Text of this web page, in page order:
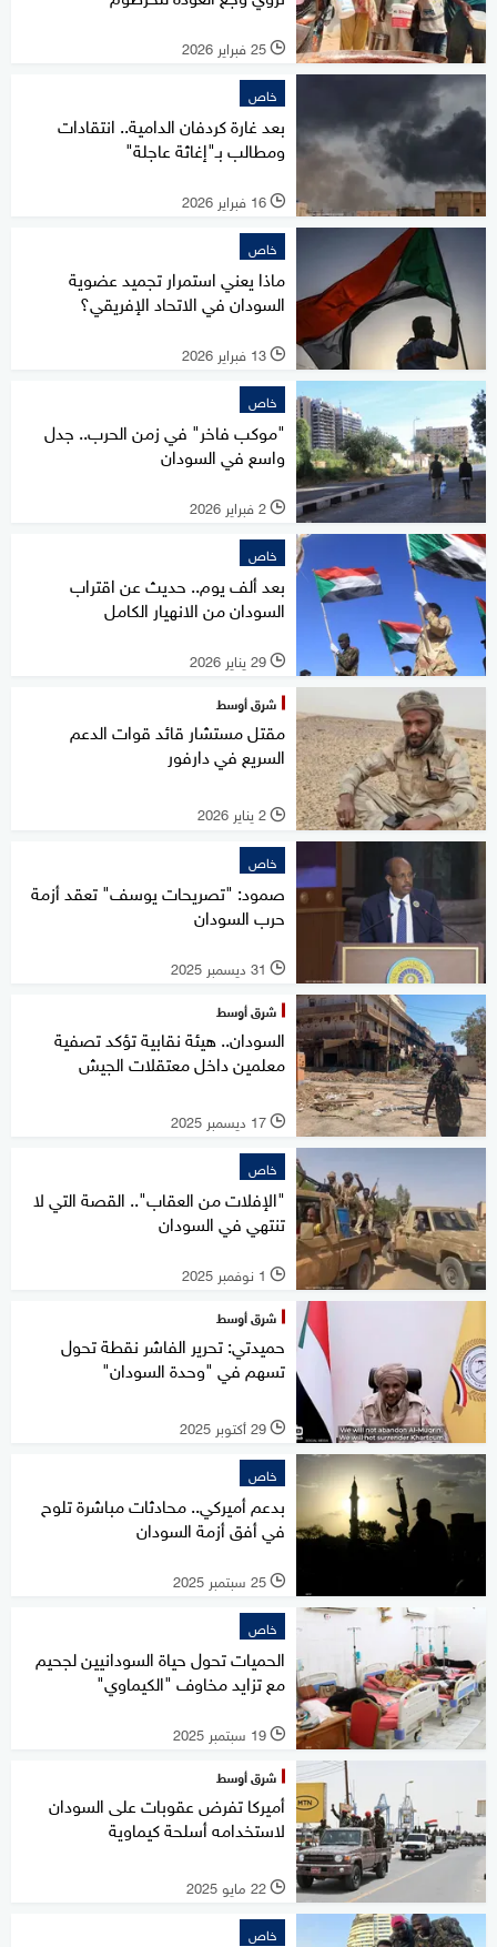
l 25 فبراير 2026
خاص
بعد غارة كردفان الدامية.. انتقادات
ومطالب بـ"إغاثة عاجلة"
l 16 فبراير 2026
خاص
ماذا يعني استمرار تجميد عضوية
السودان في الاتحاد الإفريقي؟
l 13 فبراير 2026
خاص
"موكب فاخر" في زمن الحرب.. جدل
واسع في السودان
l 2 فبراير 2026
خاص
بعد ألف يوم.. حديث عن اقتراب
السودان من الانهيار الكامل
l 29 يناير 2026
شرق أوسط
مقتل مستشار قائد قوات الدعم
السريع في دارفور
l 2 يناير 2026
خاص
صمود: "تصريحات يوسف" تعقد أزمة
حرب السودان
l 31 ديسمبر 2025
شرق أوسط
السودان.. هيئة نقابية تؤكد تصفية
معلمين داخل معتقلات الجيش
l 17 ديسمبر 2025
خاص
"الإفلات من العقاب".. القصة التي لا
تنتهي في السودان
l 1 نوفمبر 2025
شرق أوسط
حميدتي: تحرير الفاشر نقطة تحول
تسهم في "وحدة السودان"
l 29 أكتوبر 2025
خاص
بدعم أميركي.. محادثات مباشرة تلوح
في أفق أزمة السودان
l 25 سبتمبر 2025
خاص
الحميات تحول حياة السودانيين لجحيم
مع تزايد مخاوف "الكيماوي"
l 19 سبتمبر 2025
شرق أوسط
أميركا تفرض عقوبات على السودان
لاستخدامه أسلحة كيماوية
l 22 مايو 2025
خاص